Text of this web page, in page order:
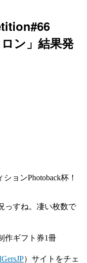
ン」結果発
ョンPhotoback杯！
っすね。凄い枚数で
作ギフト券1冊
）サイトをチェ